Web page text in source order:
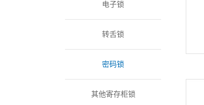
电子锁
转舌锁
密码锁
其他寄存柜锁